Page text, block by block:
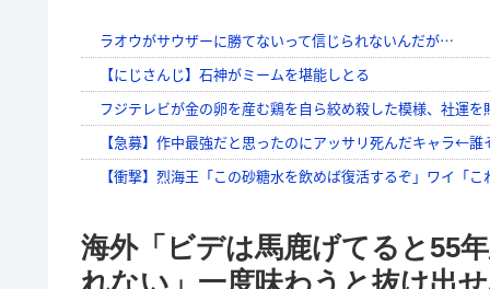
海外「ビデは馬鹿げてると55
れない」一度味わうと抜け出